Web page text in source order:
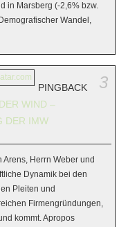
in Marsberg (-2,6% bzw.
Wandel,
3
PINGBACK
WIND –
DER IMW
Herrn Weber und
Dynamik bei den
Pleiten und
Firmengründungen,
kommt. Apropos